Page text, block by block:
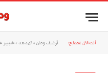
أنت الآن تتصفح: أرشيف وطن »الهدهد »خبير